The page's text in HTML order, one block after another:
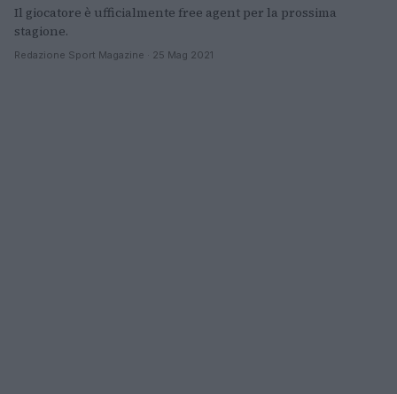
Il giocatore è ufficialmente free agent per la prossima
stagione.
Redazione Sport Magazine · 25 Mag 2021